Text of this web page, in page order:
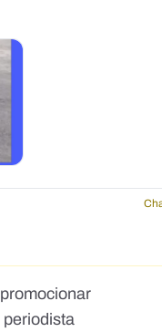
periodista